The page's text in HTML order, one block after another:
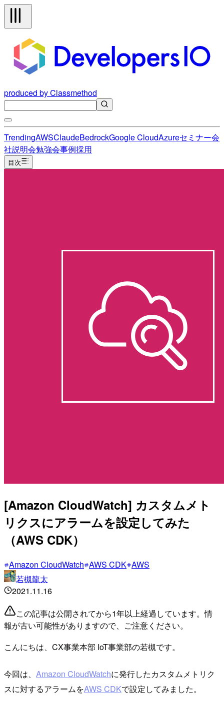
produced by Classmethod
TrendingAWSClaudeBedrockGoogle CloudAzureセミナー会
社説明会勉強会事例採用
目次
[Amazon CloudWatch] カスタムメト
リクスにアラームを設定してみた
（AWS CDK）
Amazon CloudWatch AWS CDK AWS
若槻龍太
2021.11.16
この記事は公開されてから1年以上経過しています。情
報が古い可能性がありますので、ご注意ください。
こんにちは、CX事業本部 IoT事業部の若槻です。
今回は、 Amazon CloudWatchに発行したカスタムメトリク
スに対するアラームをAWS CDKで設定してみました。